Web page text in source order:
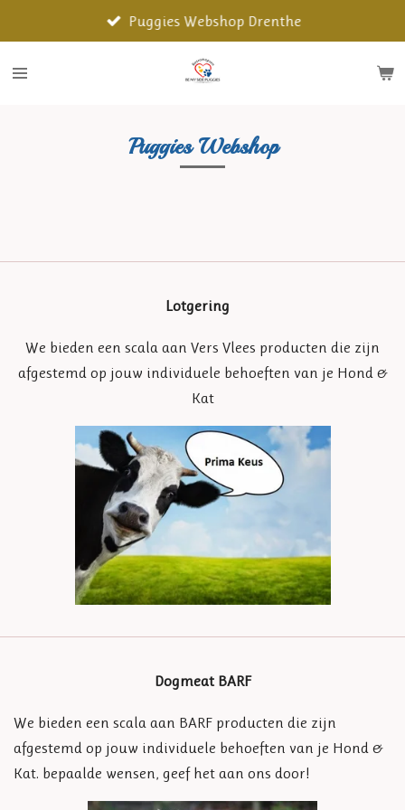
direct
naar
Puggies Webshop Drenthe
Puggies Webshop
Lotgering
We bieden een scala aan Vers Vlees producten die zijn
afgestemd op jouw individuele behoeften van je Hond &
Kat
Dogmeat BARF
We bieden een scala aan BARF producten die zijn
afgestemd op jouw individuele behoeften van je Hond &
Kat. bepaalde wensen, geef het aan ons door!